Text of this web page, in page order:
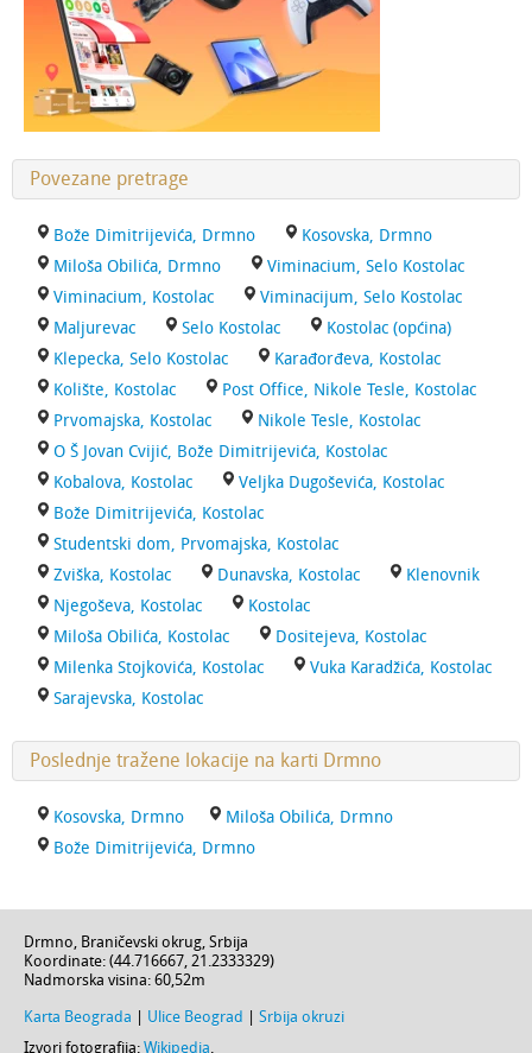
Povezane pretrage
Bože Dimitrijevića, Drmno
Kosovska, Drmno
Miloša Obilića, Drmno
Viminacium, Selo Kostolac
Viminacium, Kostolac
Viminacijum, Selo Kostolac
Maljurevac
Selo Kostolac
Kostolac (općina)
Klepecka, Selo Kostolac
Karađorđeva, Kostolac
Kolište, Kostolac
Post Office, Nikole Tesle, Kostolac
Prvomajska, Kostolac
Nikole Tesle, Kostolac
O Š Jovan Cvijić, Bože Dimitrijevića, Kostolac
Kobalova, Kostolac
Veljka Dugoševića, Kostolac
Bože Dimitrijevića, Kostolac
Studentski dom, Prvomajska, Kostolac
Zviška, Kostolac
Dunavska, Kostolac
Klenovnik
Njegoševa, Kostolac
Kostolac
Miloša Obilića, Kostolac
Dositejeva, Kostolac
Milenka Stojkovića, Kostolac
Vuka Karadžića, Kostolac
Sarajevska, Kostolac
Poslednje tražene lokacije na karti Drmno
Kosovska, Drmno
Miloša Obilića, Drmno
Bože Dimitrijevića, Drmno
Drmno, Braničevski okrug, Srbija
Koordinate: (44.716667, 21.2333329)
Nadmorska visina: 60,52m
Karta Beograda Ulice Beograd
Srbija okruzi
Izvori fotografija: Wikipedia.